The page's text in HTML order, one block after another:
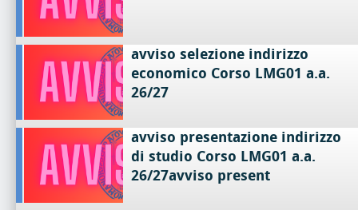
avviso selezione indirizzo
economico Corso LMG01 a.a.
26/27
avviso presentazione indirizzo
di studio Corso LMG01 a.a.
26/27avviso present